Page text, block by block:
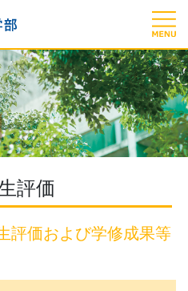
評価
評価および学修成果等